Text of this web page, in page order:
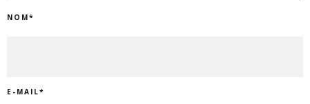
NOM*
E-MAIL*